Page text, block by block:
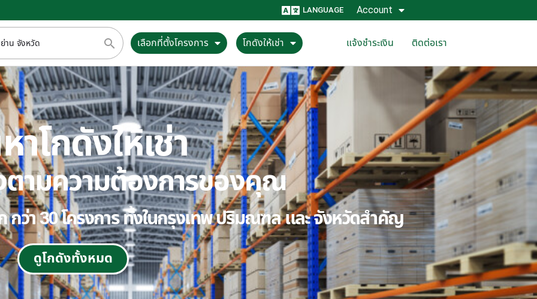
LANGUAGE Account
เลือกที่ตั้งโครงการ โกดังให้เช่า แจ้งชำระเงิน ติดต่อเรา
โกดังให้เช่า
ตามความต้องการของคุณ
กว่า 30 โครงการ ทั้งในกรุงเทพ ปริมณฑล และ จังหวัดสำคัญ
ดูโกดังทั้งหมด